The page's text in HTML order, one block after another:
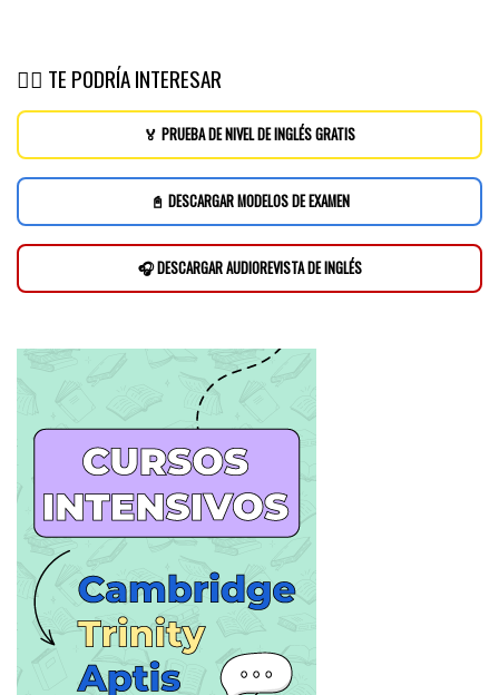
👉🏽 TE PODRÍA INTERESAR
🏅 PRUEBA DE NIVEL DE INGLÉS GRATIS
📓 DESCARGAR MODELOS DE EXAMEN
🎧 DESCARGAR AUDIOREVISTA DE INGLÉS